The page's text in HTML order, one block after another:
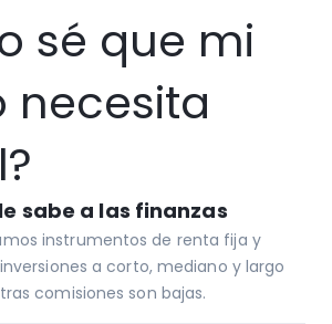
sé que mi
necesita
sabe a las finanzas
instrumentos de renta fija y
a corto, mediano y largo
comisiones son bajas.